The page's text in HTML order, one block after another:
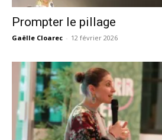
Prompter le pillage
Gaëlle Cloarec - 12 février 2026